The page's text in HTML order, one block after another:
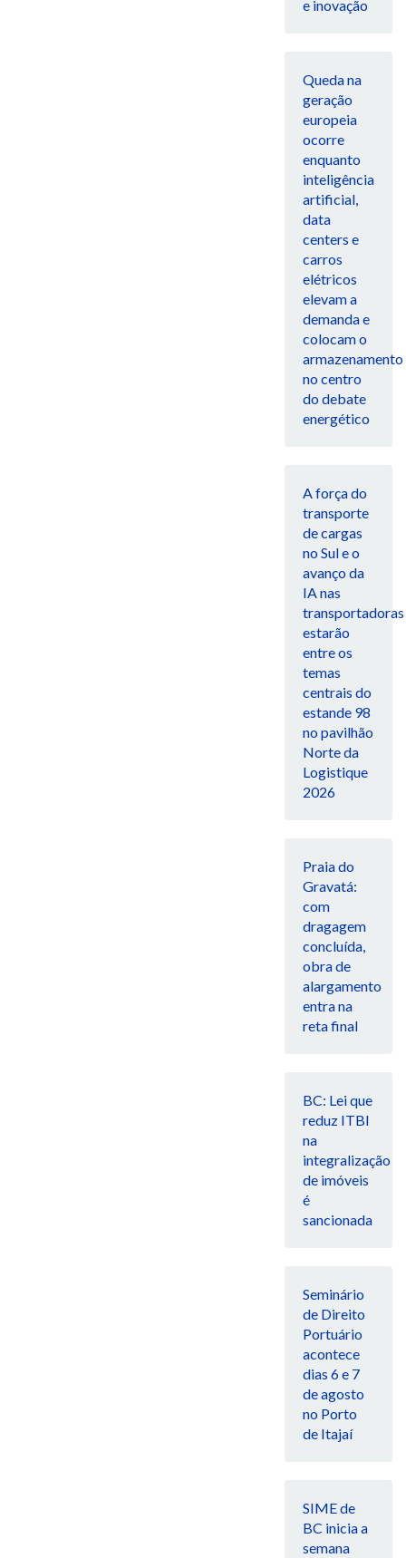
e inovação
Queda na
geração
europeia
ocorre
enquanto
inteligência
artificial,
data
centers e
carros
elétricos
elevam a
demanda e
colocam o
armazenamento
no centro
do debate
energético
A força do
transporte
de cargas
no Sul e o
avanço da
IA nas
transportadoras
estarão
entre os
temas
centrais do
estande 98
no pavilhão
Norte da
Logistique
2026
Praia do
Gravatá:
com
dragagem
concluída,
obra de
alargamento
entra na
reta final
BC: Lei que
reduz ITBI
na
integralização
de imóveis
é
sancionada
Seminário
de Direito
Portuário
acontece
dias 6 e 7
de agosto
no Porto
de Itajaí
SIME de
BC inicia a
semana